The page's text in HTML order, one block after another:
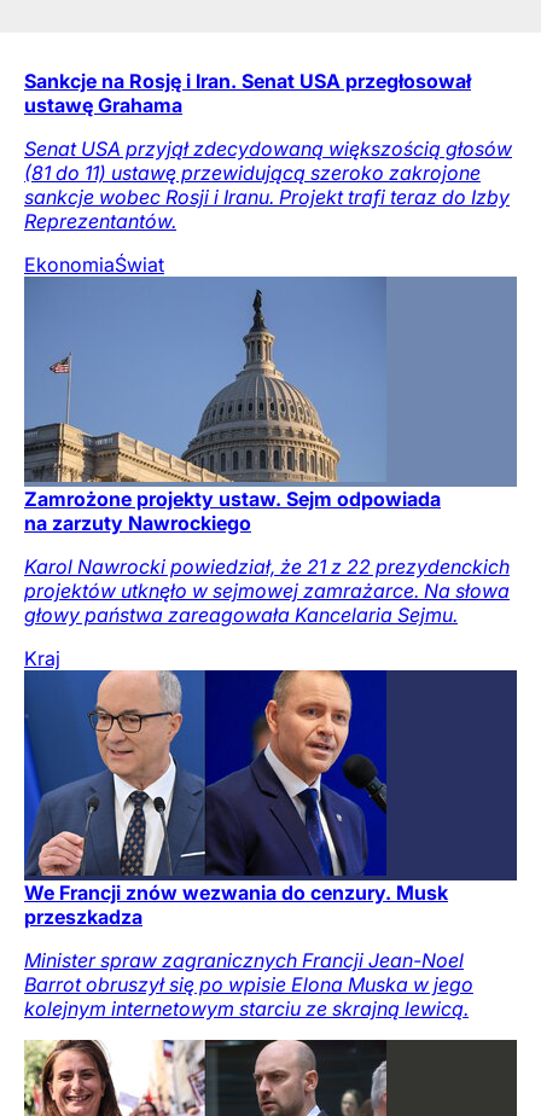
Sankcje na Rosję i Iran. Senat USA przegłosował
ustawę Grahama
Senat USA przyjął zdecydowaną większością głosów
(81 do 11) ustawę przewidującą szeroko zakrojone
sankcje wobec Rosji i Iranu. Projekt trafi teraz do Izby
Reprezentantów.
EkonomiaŚwiat
Zamrożone projekty ustaw. Sejm odpowiada
na zarzuty Nawrockiego
Karol Nawrocki powiedział, że 21 z 22 prezydenckich
projektów utknęło w sejmowej zamrażarce. Na słowa
głowy państwa zareagowała Kancelaria Sejmu.
Kraj
We Francji znów wezwania do cenzury. Musk
przeszkadza
Minister spraw zagranicznych Francji Jean-Noel
Barrot obruszył się po wpisie Elona Muska w jego
kolejnym internetowym starciu ze skrajną lewicą.